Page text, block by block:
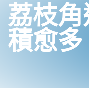
荔枝
積愈